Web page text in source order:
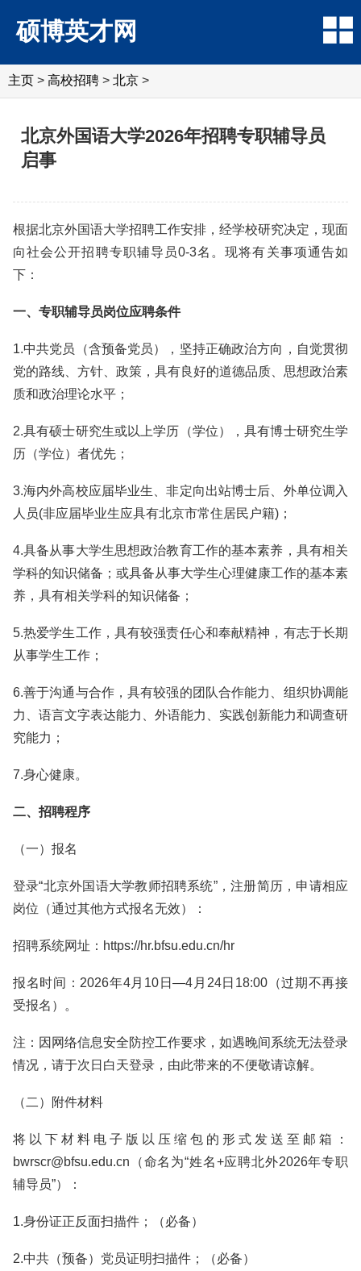
硕博英才网
主页 > 高校招聘 > 北京 >
北京外国语大学2026年招聘专职辅导员
启事
根据北京外国语大学招聘工作安排，经学校研究决定，现面
向社会公开招聘专职辅导员0-3名。现将有关事项通告如
下：
一、专职辅导员岗位应聘条件
1.中共党员（含预备党员），坚持正确政治方向，自觉贯彻
党的路线、方针、政策，具有良好的道德品质、思想政治素
质和政治理论水平；
2.具有硕士研究生或以上学历（学位），具有博士研究生学
历（学位）者优先；
3.海内外高校应届毕业生、非定向出站博士后、外单位调入
人员(非应届毕业生应具有北京市常住居民户籍)；
4.具备从事大学生思想政治教育工作的基本素养，具有相关
学科的知识储备；或具备从事大学生心理健康工作的基本素
养，具有相关学科的知识储备；
5.热爱学生工作，具有较强责任心和奉献精神，有志于长期
从事学生工作；
6.善于沟通与合作，具有较强的团队合作能力、组织协调能
力、语言文字表达能力、外语能力、实践创新能力和调查研
究能力；
7.身心健康。
二、招聘程序
（一）报名
登录“北京外国语大学教师招聘系统”，注册简历，申请相应
岗位（通过其他方式报名无效）：
招聘系统网址：https://hr.bfsu.edu.cn/hr
报名时间：2026年4月10日—4月24日18:00（过期不再接
受报名）。
注：因网络信息安全防控工作要求，如遇晚间系统无法登录
情况，请于次日白天登录，由此带来的不便敬请谅解。
（二）附件材料
将以下材料电子版以压缩包的形式发送至邮箱：
bwrscr@bfsu.edu.cn（命名为“姓名+应聘北外2026年专职
辅导员”）：
1.身份证正反面扫描件；（必备）
2.中共（预备）党员证明扫描件；（必备）